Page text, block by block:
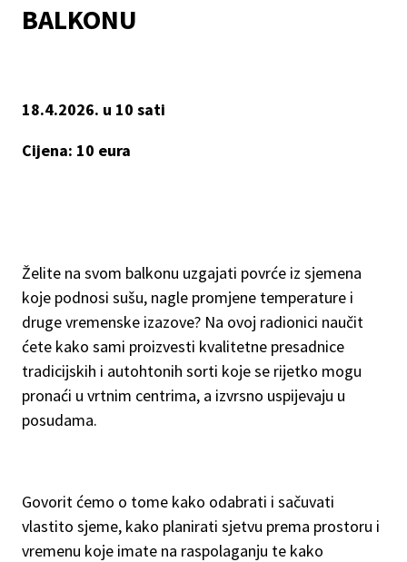
BALKONU
18.4.2026. u 10 sati
Cijena: 10 eura
Želite na svom balkonu uzgajati povrće iz sjemena
koje podnosi sušu, nagle promjene temperature i
druge vremenske izazove? Na ovoj radionici naučit
ćete kako sami proizvesti kvalitetne presadnice
tradicijskih i autohtonih sorti koje se rijetko mogu
pronaći u vrtnim centrima, a izvrsno uspijevaju u
posudama.
Govorit ćemo o tome kako odabrati i sačuvati
vlastito sjeme, kako planirati sjetvu prema prostoru i
vremenu koje imate na raspolaganju te kako